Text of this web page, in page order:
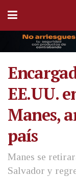
EE.UU.
Manes,
país
Manes se
Salvador y